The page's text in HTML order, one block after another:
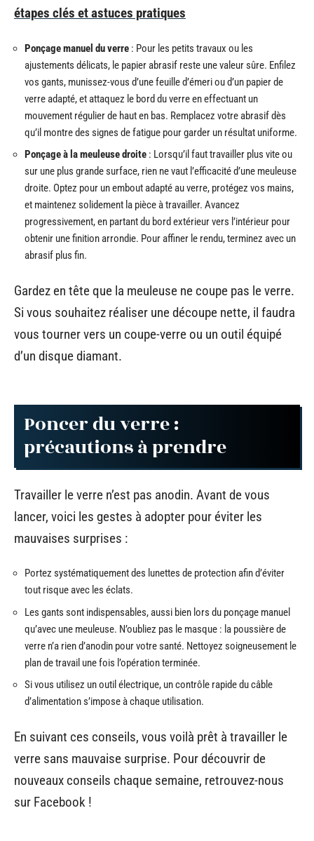
étapes clés et astuces pratiques
Ponçage manuel du verre : Pour les petits travaux ou les
ajustements délicats, le papier abrasif reste une valeur sûre. Enfilez
vos gants, munissez-vous d’une feuille d’émeri ou d’un papier de
verre adapté, et attaquez le bord du verre en effectuant un
mouvement régulier de haut en bas. Remplacez votre abrasif dès
qu’il montre des signes de fatigue pour garder un résultat uniforme.
Ponçage à la meuleuse droite : Lorsqu’il faut travailler plus vite ou
sur une plus grande surface, rien ne vaut l’efficacité d’une meuleuse
droite. Optez pour un embout adapté au verre, protégez vos mains,
et maintenez solidement la pièce à travailler. Avancez
progressivement, en partant du bord extérieur vers l’intérieur pour
obtenir une finition arrondie. Pour affiner le rendu, terminez avec un
abrasif plus fin.
Gardez en tête que la meuleuse ne coupe pas le verre.
Si vous souhaitez réaliser une découpe nette, il faudra
vous tourner vers un coupe-verre ou un outil équipé
d’un disque diamant.
Poncer du verre :
précautions à prendre
Travailler le verre n’est pas anodin. Avant de vous
lancer, voici les gestes à adopter pour éviter les
mauvaises surprises :
Portez systématiquement des lunettes de protection afin d’éviter
tout risque avec les éclats.
Les gants sont indispensables, aussi bien lors du ponçage manuel
qu’avec une meuleuse. N’oubliez pas le masque : la poussière de
verre n’a rien d’anodin pour votre santé. Nettoyez soigneusement le
plan de travail une fois l’opération terminée.
Si vous utilisez un outil électrique, un contrôle rapide du câble
d’alimentation s’impose à chaque utilisation.
En suivant ces conseils, vous voilà prêt à travailler le
verre sans mauvaise surprise. Pour découvrir de
nouveaux conseils chaque semaine, retrouvez-nous
sur Facebook !